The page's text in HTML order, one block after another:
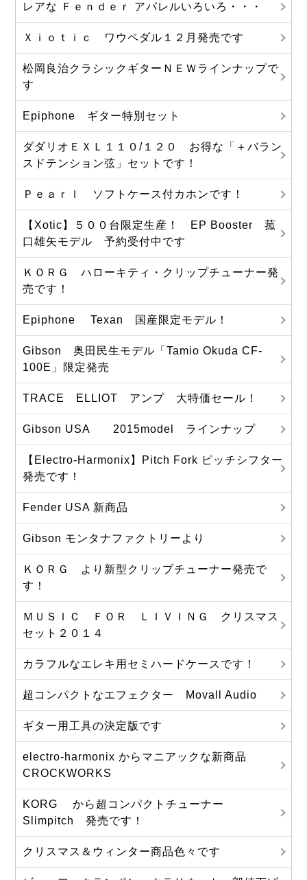
レアな Ｆｅｎｄｅｒ アパレルいろいろ・・・
Ｘｉｏｔｉｃ ワウペダル１２月発売です
松岡良治クラシックギターＮＥＷラインナップで
す
Epiphone ギター特別セット
ダダリオＥＸＬ１１０/１２０ お得な「＋バラン
スドテンション弦」セットです！
Ｐｅａｒｌ ソフトケース付カホンです！
【Xotic】５００台限定生産！ EP Booster 菰
口雄矢モデル 予約受付中です
ＫＯＲＧ ハローキティ・クリップチューナー発
売です！
Epiphone Texan 国産限定モデル！
Gibson 奥田民生モデル「Tamio Okuda CF-
100E」限定発売
TRACE ELLIOT アンプ 大特価セール！
Gibson USA 2015model ラインナップ
【Electro-Harmonix】Pitch Fork ピッチシフター
発売です！
Fender USA 新商品
Gibson モンタナファクトリーより
ＫＯＲＧ より新型クリップチューナー発売で
す！
ＭＵＳＩＣ ＦＯＲ ＬＩＶＩＮＧ クリスマス
セット２０１４
カラフルなエレキ用セミハードケースです！
超コンパクトなエフェクター Movall Audio
ギター用工具の決定版です
electro-harmonix からマニアックな新商品
CROCKWORKS
KORG から超コンパクトチューナー
Slimpitch 発売です！
クリスマス＆ウィンター商品色々です